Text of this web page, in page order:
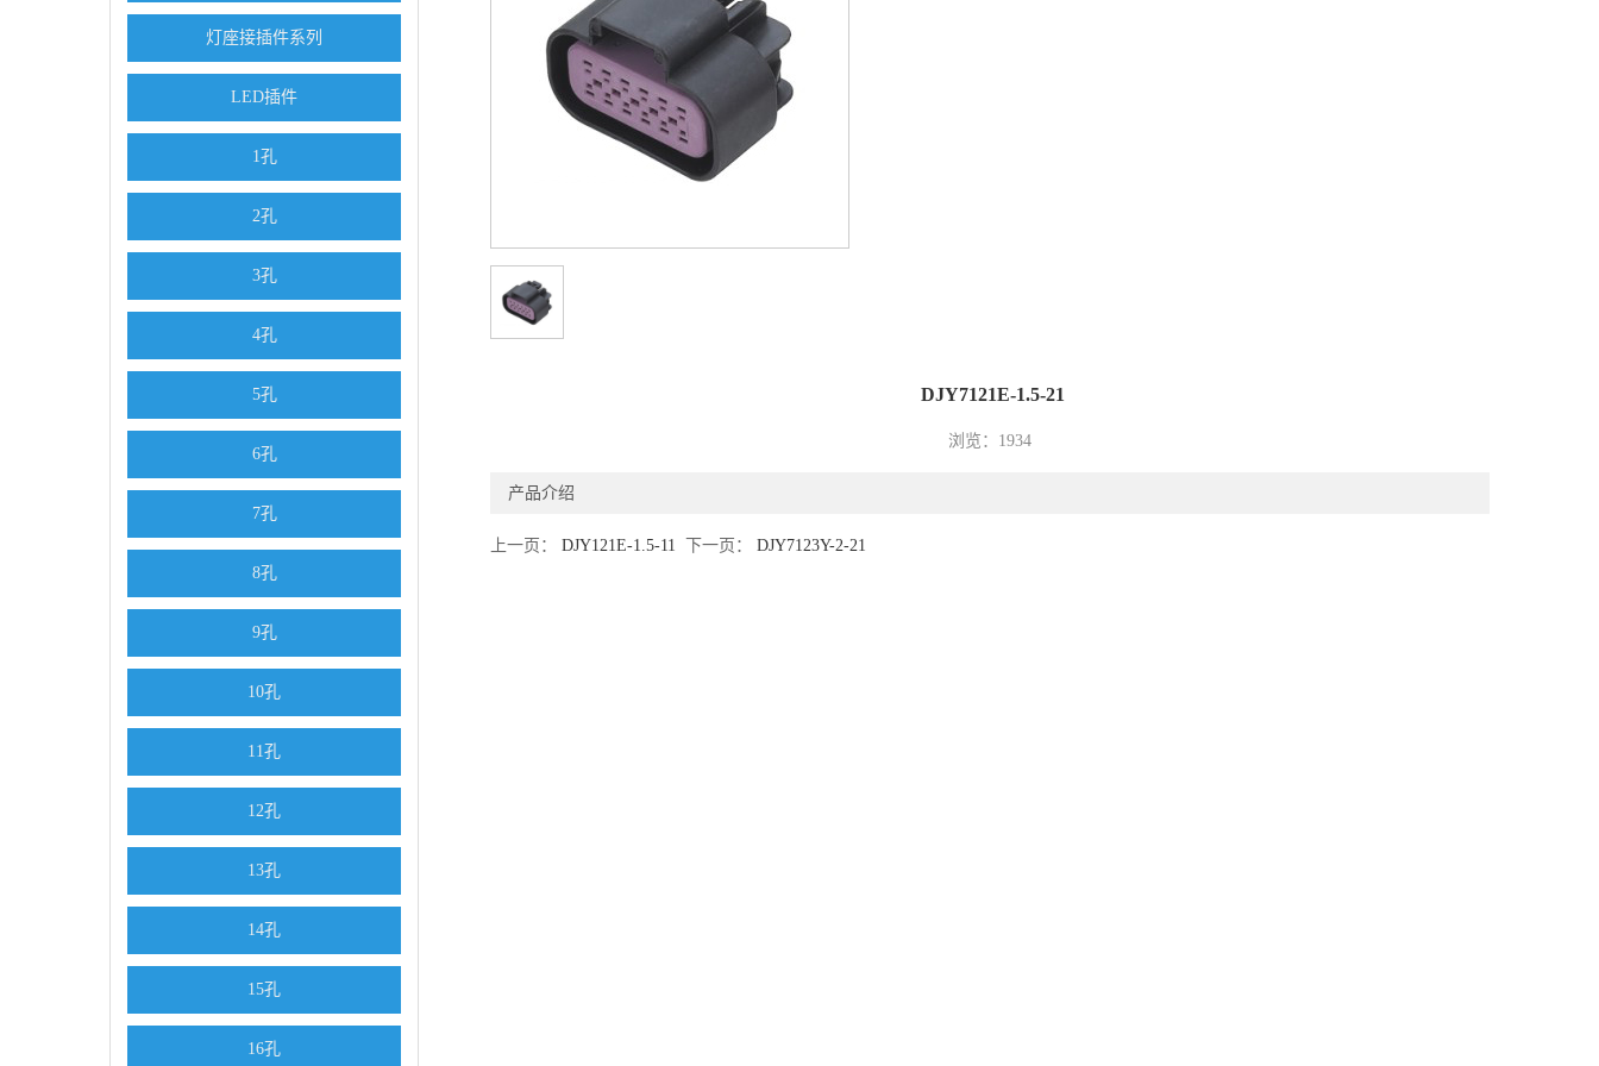
灯座接插件系列
LED插件
1孔
2孔
3孔
4孔
5孔
6孔
7孔
8孔
9孔
10孔
11孔
12孔
13孔
14孔
15孔
16孔
DJY7121E-1.5-21
浏览：1934
产品介绍
上一页： DJY121E-1.5-11 下一页： DJY7123Y-2-21